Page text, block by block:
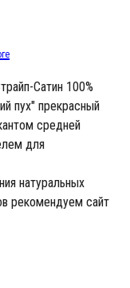
Сатин 100%
пух" прекрасный
средней
для
натуральных
рекомендуем сайт